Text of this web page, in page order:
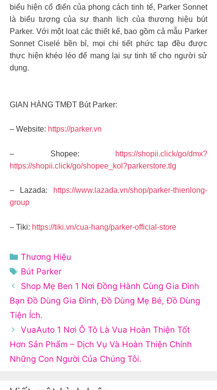
biểu hiện cổ điển của phong cách tinh tế, Parker Sonnet
là biểu tượng của sự thanh lịch của thương hiệu bút
Parker. Với một loạt các thiết kế, bao gồm cả mẫu Parker
Sonnet Ciselé bền bỉ, mọi chi tiết phức tạp đều được
thực hiện khéo léo để mang lại sự tinh tế cho người sử
dụng.
GIAN HÀNG TMĐT Bút Parker:
– Website: https://parker.vn
– Shopee:
https://shopii.click/go/dmx?
https://shopii.click/go/shopee_kol?parkerstore.tlg
– Lazada:
https://www.lazada.vn/shop/parker-thienlong-
group
– Tiki: https://tiki.vn/cua-hang/parker-official-store
Danh
mục
Thương Hiệu
Thẻ
Bút Parker
Shop Mẹ Ben 1 Nơi Đồng Hành Cùng Gia Đình
Bạn Đồ Dùng Gia Đình, Đồ Dùng Mẹ Bé, Đồ Dùng
Tiện Ích.
VuaAuto 1 Nơi Ô Tô Là Vua Hoàn Thiện Tốt
Hơn Sản Phẩm – Dịch Vụ Và Hoàn Thiện Chính
Những Con Người Của Chúng Tôi.